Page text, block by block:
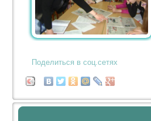
Поделиться в соц.сетях